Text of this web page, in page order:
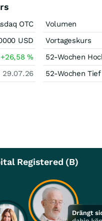
OTC
USD
+26,58%
29.07.26
Volumen
Vortageskurs
52-Wochen
52-Wochen Tief
Registered (B)